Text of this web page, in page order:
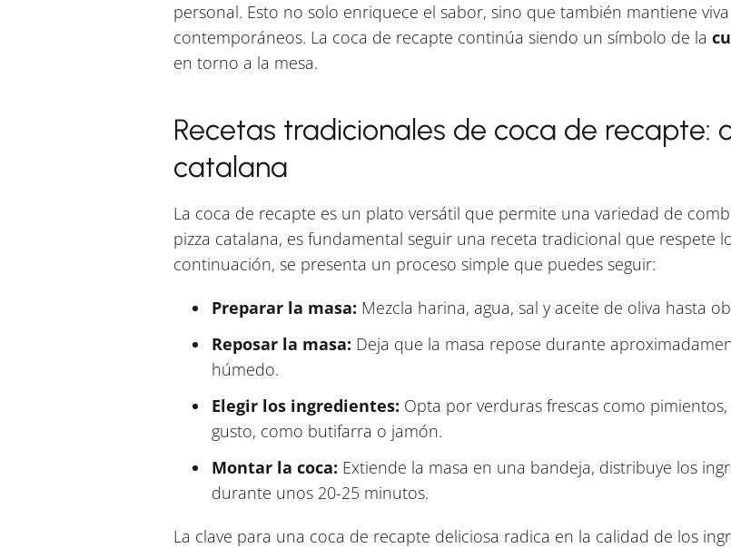
personal. Esto no solo enriquece el sabor, sino que también mantiene
contemporáneos. La coca de recapte continúa siendo un símbolo de la
en torno a la mesa.
Recetas tradicionales de coca de recapte:
catalana
La coca de recapte es un plato versátil que permite una variedad de
pizza catalana, es fundamental seguir una receta tradicional que respete
continuación, se presenta un proceso simple que puedes seguir:
Preparar la masa: Mezcla harina, agua, sal y aceite de oliva hasta
Reposar la masa: Deja que la masa repose durante
húmedo.
Elegir los ingredientes: Opta por verduras frescas como
gusto, como butifarra o jamón.
Montar la coca: Extiende la masa en una bandeja, distribuye los
durante unos 20-25 minutos.
La clave para una coca de recapte deliciosa radica en la calidad de los